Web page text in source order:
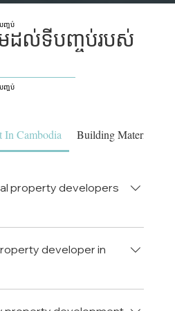
ញ្ចប់
ើមដល់ទីបញ្ចប់របស់
ញ្ចប់
In Cambodia Building Materials &
property developers
company in Cambodia,
including land
developer in